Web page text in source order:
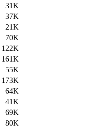
31K
37K
21K
70K
122K
161K
55K
173K
64K
41K
69K
80K